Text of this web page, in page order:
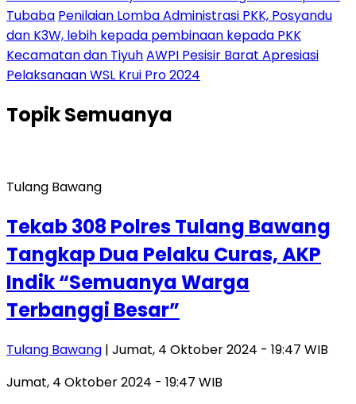
Tubaba Penilaian Lomba Administrasi PKK, Posyandu
dan K3W, lebih kepada pembinaan kepada PKK
Kecamatan dan TiyuhAWPI Pesisir Barat Apresiasi
Pelaksanaan WSL Krui Pro 2024
TopikSemuanya
Tulang Bawang
Tekab 308 Polres Tulang Bawang
Tangkap Dua Pelaku Curas, AKP
Indik “Semuanya Warga
Terbanggi Besar”
Tulang Bawang | Jumat, 4 Oktober 2024 - 19:47 WIB
Jumat, 4 Oktober 2024 - 19:47 WIB